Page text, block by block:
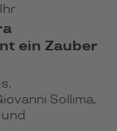
ein Zauber
Sollima,